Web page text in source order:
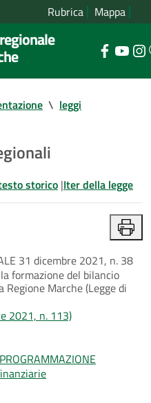
Rubrica Mappa
\ leggi
storico |Iter della legge
31 dicembre 2021, n. 38
formazione del bilancio
Marche (Legge di
2021, n. 113)